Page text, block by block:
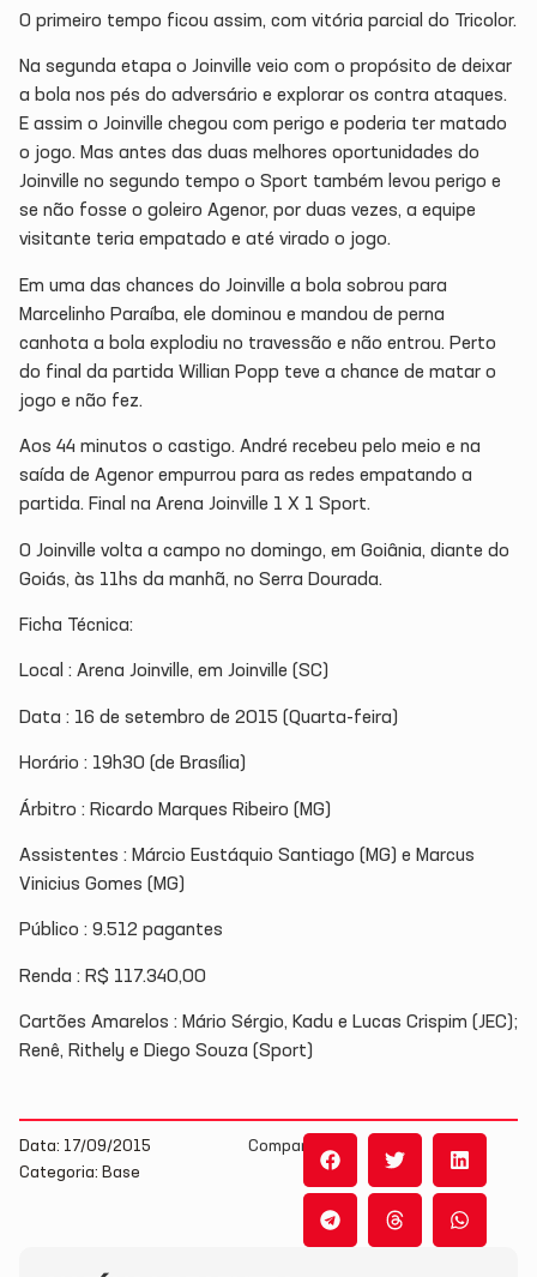
O primeiro tempo ficou assim, com vitória parcial do Tricolor.
Na segunda etapa o Joinville veio com o propósito de deixar
a bola nos pés do adversário e explorar os contra ataques.
E assim o Joinville chegou com perigo e poderia ter matado
o jogo. Mas antes das duas melhores oportunidades do
Joinville no segundo tempo o Sport também levou perigo e
se não fosse o goleiro Agenor, por duas vezes, a equipe
visitante teria empatado e até virado o jogo.
Em uma das chances do Joinville a bola sobrou para
Marcelinho Paraíba, ele dominou e mandou de perna
canhota a bola explodiu no travessão e não entrou. Perto
do final da partida Willian Popp teve a chance de matar o
jogo e não fez.
Aos 44 minutos o castigo. André recebeu pelo meio e na
saída de Agenor empurrou para as redes empatando a
partida. Final na Arena Joinville 1 X 1 Sport.
O Joinville volta a campo no domingo, em Goiânia, diante do
Goiás, às 11hs da manhã, no Serra Dourada.
Ficha Técnica:
Local : Arena Joinville, em Joinville (SC)
Data : 16 de setembro de 2015 (Quarta-feira)
Horário : 19h30 (de Brasília)
Árbitro : Ricardo Marques Ribeiro (MG)
Assistentes : Márcio Eustáquio Santiago (MG) e Marcus
Vinicius Gomes (MG)
Público : 9.512 pagantes
Renda : R$ 117.340,00
Cartões Amarelos : Mário Sérgio, Kadu e Lucas Crispim (JEC);
Renê, Rithely e Diego Souza (Sport)
Data: 17/09/2015
Categoria: Base
Compartilhe: